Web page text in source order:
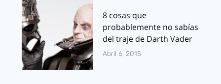
8 cosas que
probablemente no sabías
del traje de Darth Vader
Abril 6, 2015